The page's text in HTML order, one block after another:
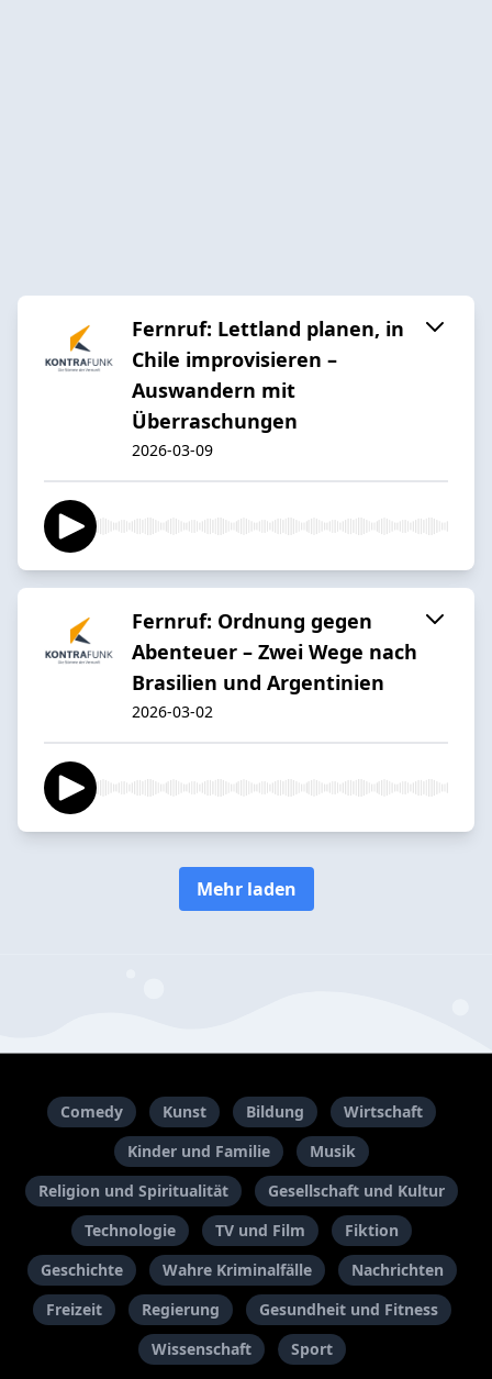
Fernruf: Lettland planen, in
Chile improvisieren –
Auswandern mit
Überraschungen
2026-03-09
Fernruf: Ordnung gegen
Abenteuer – Zwei Wege nach
Brasilien und Argentinien
2026-03-02
Mehr laden
Comedy Kunst Bildung
Wirtschaft
Kinder und Familie
Musik
Religion und Spiritualität
Gesellschaft und Kultur
Technologie
TV und Film
Fiktion
Geschichte
Wahre Kriminalfälle
Nachrichten
Freizeit
Regierung
Gesundheit und Fitness
Wissenschaft
Sport